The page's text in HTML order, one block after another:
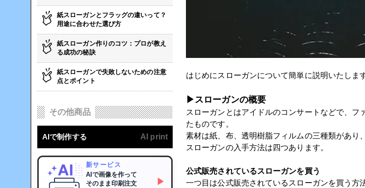
はじめにスローガンについて簡単に説明いたします
▶スローガンの概要
スローガンとはアイドルのコンサートなどで、フ
たものです。
素材は紙、布、透明樹脂フィルムの三種類があり
スローガンの入手方法は四つあります。
公式販売されているスローガンを買う
一つ目は公式販売されているスローガンを買う方
紙スローガンとフラッグの違いって？
用途に合わせた選び方
紙スローガン作りのコツ：プロが教え
る成功の秘訣
紙スローガンで失敗しないための注意
点とポイント
その他商品
AIで制作する AI print
新サービス
AIで画像を作って
そのまま印刷注文
▶